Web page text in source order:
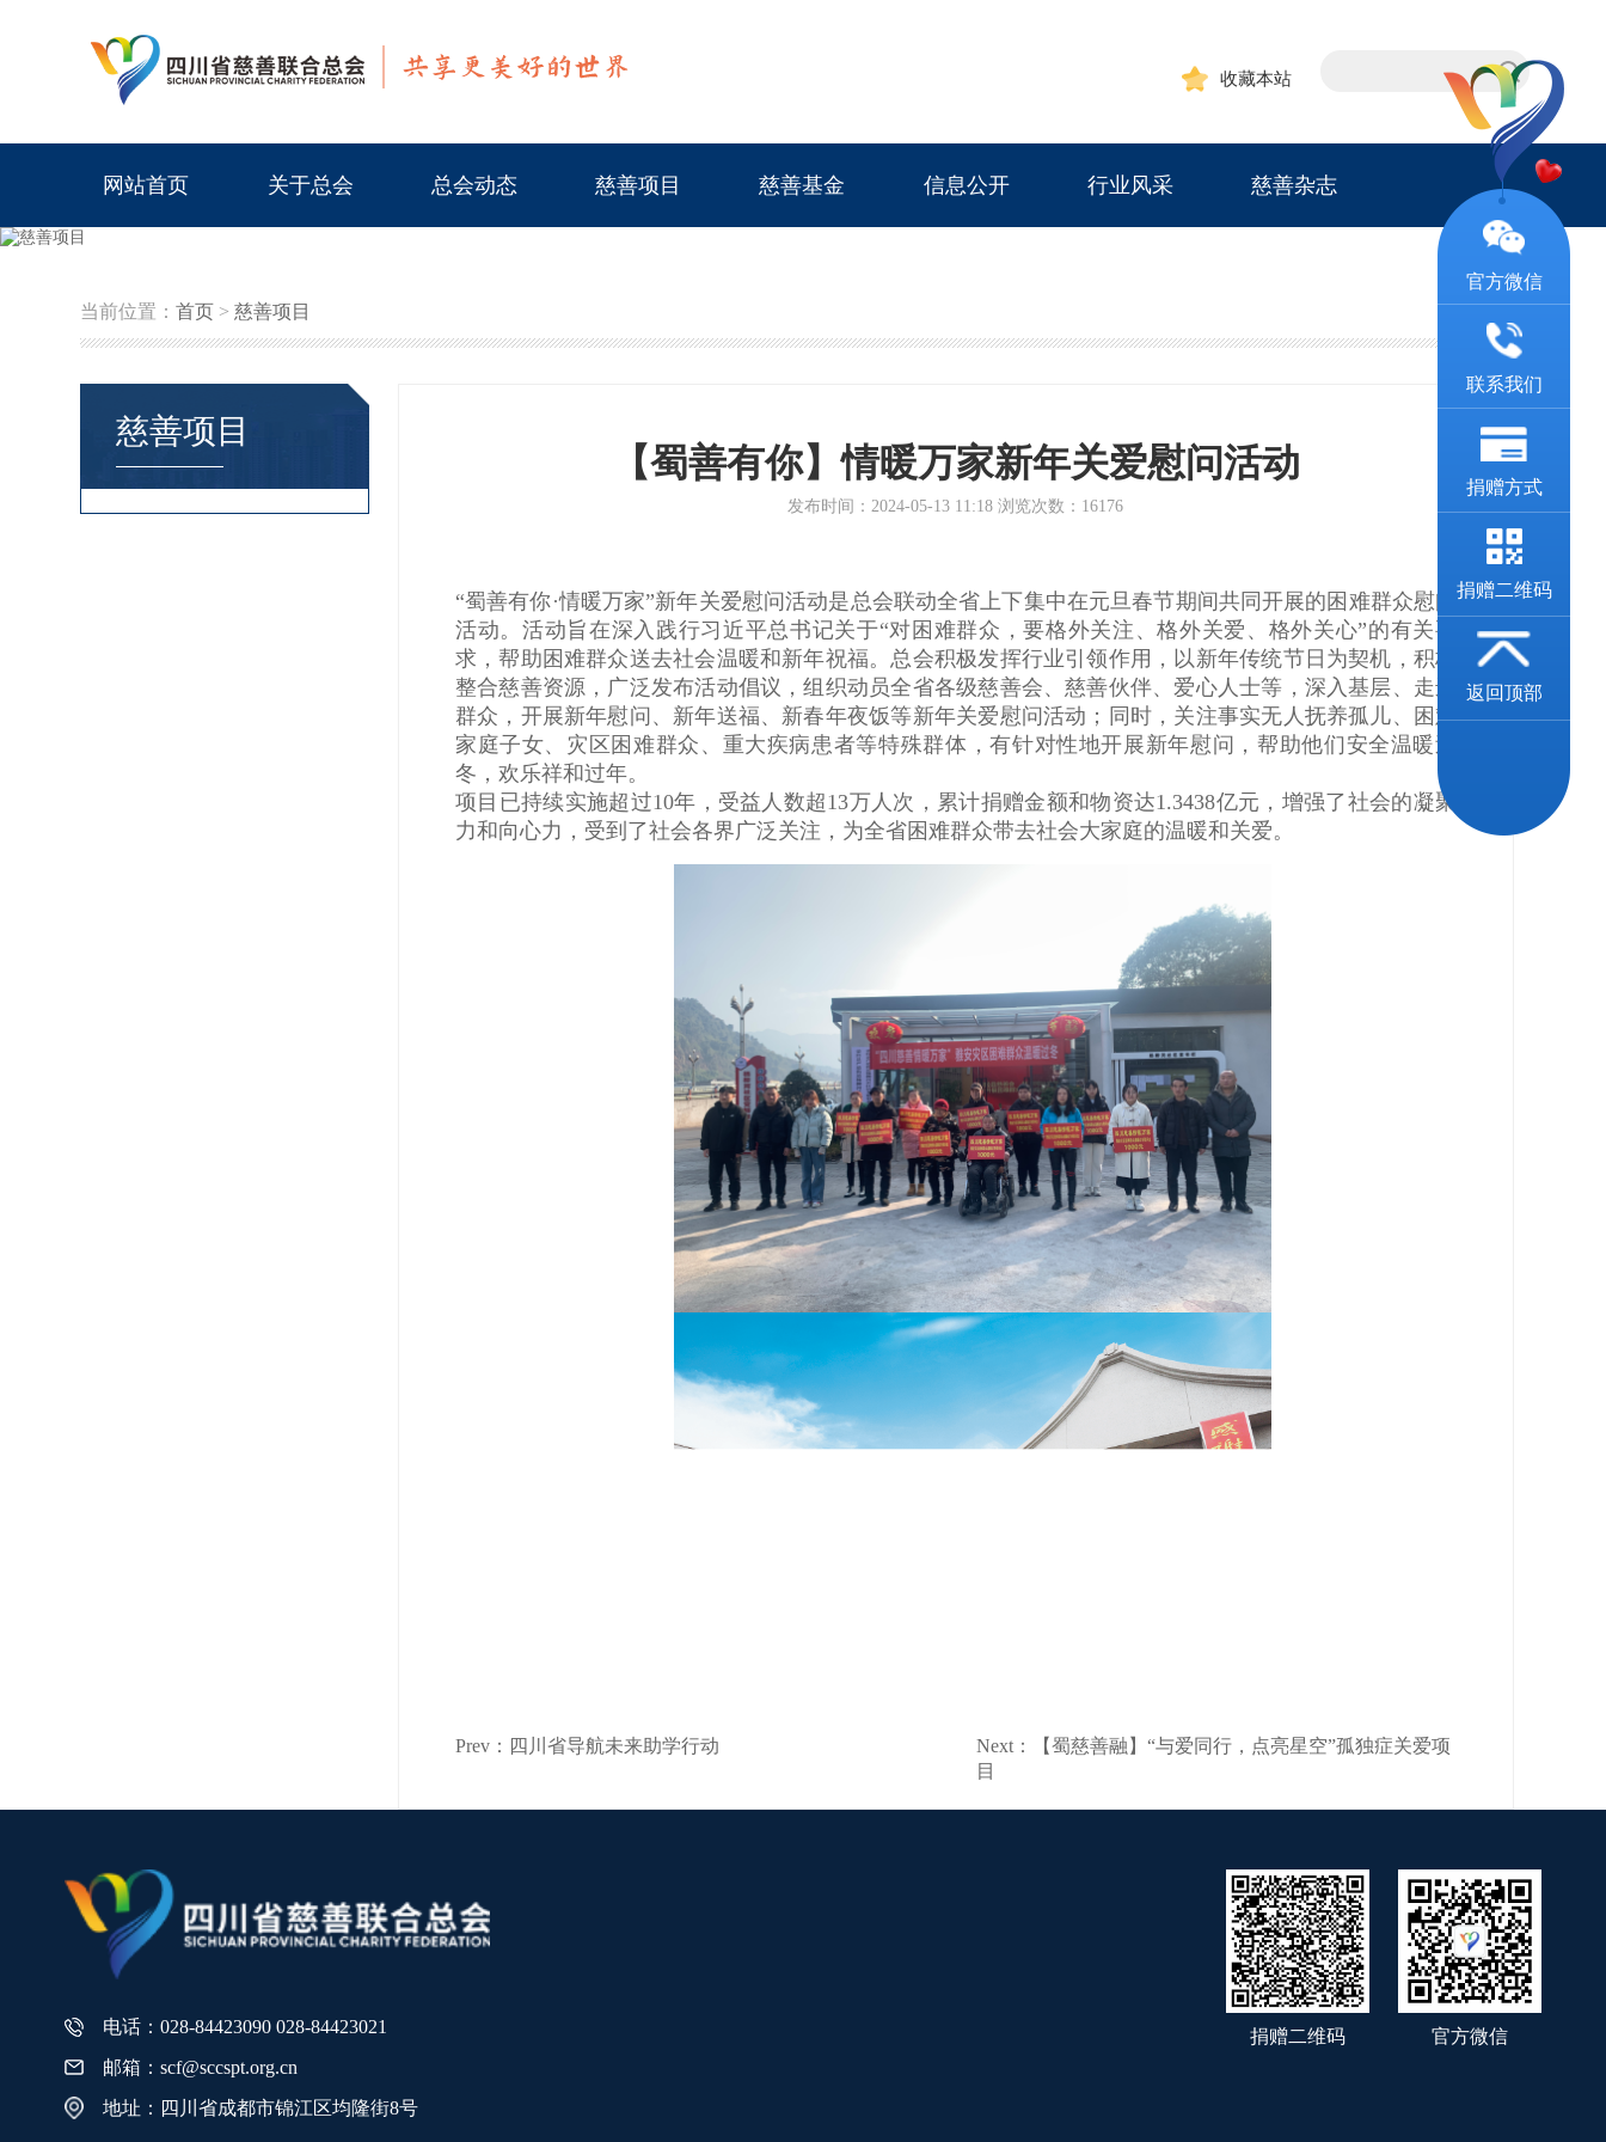
收藏本站
网站首页 关于总会 总会动态 慈善项目 慈善基金 信息公开 行业风采 慈善杂志
当前位置：首页 >慈善项目
慈善项目
【蜀善有你】情暖万家新年关爱慰问活动
发布时间：2024-05-13 11:18 浏览次数：16176
“蜀善有你·情暖万家”新年关爱慰问活动是总会联动全省上下集中在元旦春节期间共同开展的困难群众慰问
活动。活动旨在深入践行习近平总书记关于“对困难群众，要格外关注、格外关爱、格外关心”的有关要
求，帮助困难群众送去社会温暖和新年祝福。总会积极发挥行业引领作用，以新年传统节日为契机，积极
整合慈善资源，广泛发布活动倡议，组织动员全省各级慈善会、慈善伙伴、爱心人士等，深入基层、走进
群众，开展新年慰问、新年送福、新春年夜饭等新年关爱慰问活动；同时，关注事实无人抚养孤儿、困难
家庭子女、灾区困难群众、重大疾病患者等特殊群体，有针对性地开展新年慰问，帮助他们安全温暖过
冬，欢乐祥和过年。
项目已持续实施超过10年，受益人数超13万人次，累计捐赠金额和物资达1.3438亿元，增强了社会的凝聚
力和向心力，受到了社会各界广泛关注，为全省困难群众带去社会大家庭的温暖和关爱。
Prev：四川省导航未来助学行动
Next：【蜀慈善融】“与爱同行，点亮星空”孤独症关爱项
目
电话：028-84423090 028-84423021
邮箱：scf@sccspt.org.cn
地址：四川省成都市锦江区均隆街8号
捐赠二维码 官方微信
官方微信
联系我们
捐赠方式
捐赠二维码
返回顶部